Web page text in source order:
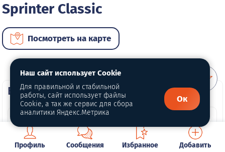
Sprinter Classic
Посмотреть на карте
ВИП автомобили
Профиль Сообщения Избранное Добавить
Наш сайт использует Cookie
Для правильной и стабильной
работы, сайт использует файлы
Cookie, а так же сервис для сбора
аналитики Яндекс.Метрика
Ок